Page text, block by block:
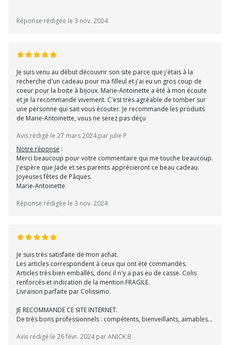
Réponse rédigée le 3 nov. 2024
Je suis venu au début découvrir son site parce que j'étais à la
recherche d'un cadeau pour ma filleul et j'ai eu un gros coup de
coeur pour la boite à bijoux. Marie-Antoinette a été à mon écoute
et je la recommande vivement. C'est très agréable de tomber sur
une personne qui sait vous écouter. Je recommande les produits
de Marie-Antoinette, vous ne serez pas déçu
Avis rédigé le 27 mars 2024 par julie P
Notre réponse :
Merci beaucoup pour votre commentaire qui me touche beaucoup.
J'espère que Jade et ses parents apprécieront ce beau cadeau.
Joyeuses fêtes de Pâques.
Marie-Antoinette
Réponse rédigée le 3 nov. 2024
Je suis très satisfaite de mon achat.
Les articles correspondent à ceux qui ont été commandés.
Articles très bien emballés, donc il n'y a pas eu de casse. Colis
renforcés et indication de la mention FRAGILE.
Livraison parfaite par Colissimo.
JE RECOMMANDE CE SITE INTERNET.
De très bons professionnels : compétents, bienveillants, aimables...
Avis rédigé le 26 févr. 2024 par ANICK B